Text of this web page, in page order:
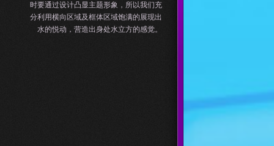
时要通过设计凸显主题形象，所以我们充
分利用横向区域及框体区域饱满的展现出
水的悦动，营造出身处水立方的感觉。